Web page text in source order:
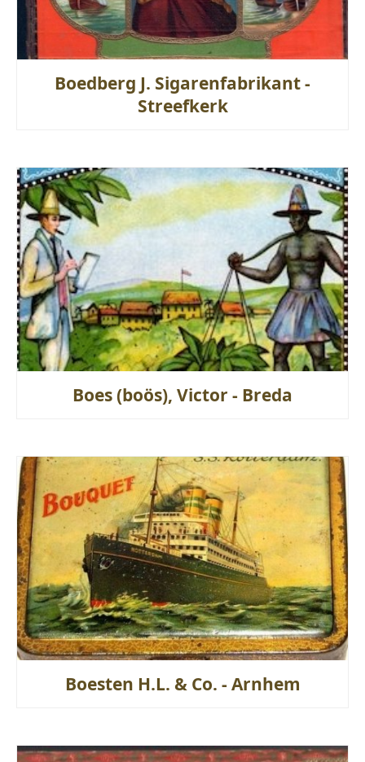
Boedberg J. Sigarenfabrikant -
Streefkerk
Boes (boös), Victor - Breda
Boesten H.L. & Co. - Arnhem